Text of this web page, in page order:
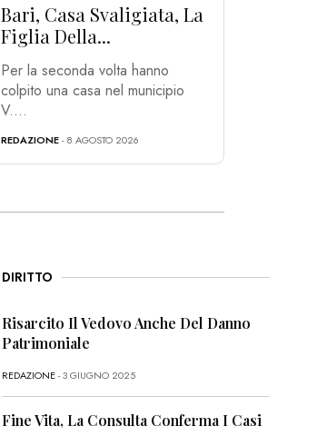
Bari, Casa Svaligiata, La
Figlia Della...
Per la seconda volta hanno
colpito una casa nel municipio
V....
REDAZIONE- 8 AGOSTO 2026
DIRITTO
Risarcito Il Vedovo Anche Del Danno
Patrimoniale
REDAZIONE- 3 GIUGNO 2025
Fine Vita, La Consulta Conferma I Casi